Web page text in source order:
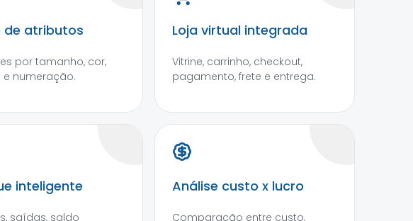
de atributos
por tamanho, cor,
numeração.
Loja virtual integrada
Vitrine, carrinho, checkout,
pagamento, frete e entrega.
inteligente
saídas, saldo
Análise custo x lucro
Comparação entre custo,